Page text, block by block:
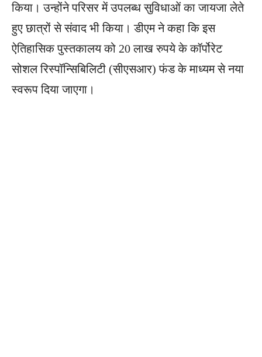
किया। उन्होंने परिसर में उपलब्ध सुविधाओं का जायजा लेते
हुए छात्रों से संवाद भी किया। डीएम ने कहा कि इस
ऐतिहासिक पुस्तकालय को 20 लाख रुपये के कॉर्पोरेट
सोशल रिस्पॉन्सिबिलिटी (सीएसआर) फंड के माध्यम से नया
स्वरूप दिया जाएगा।